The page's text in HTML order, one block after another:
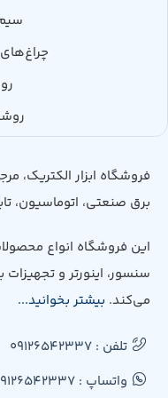
خدمات پس از فروش و
تأمین قطعات و سرویس
اگر به دنبال خریدترانس
ارزشمند خود هستید،
30000
یکی از بهترین
استابلایزر با کنترل تمام
سیستم‌های حفاظتی
شما را در برابر نوسانات
ابزارالکتریکبه عنوان
پس از فروش در اختیار
فروشگاه ابزار الکتریک،
برق صنعتی، اتوماسیون،
این فروشگاه انواع
سنسور، اینورتر و
می‌کند. بیشتر بخوانید...
تلفن : 09126542337
واتساپ : 09126542337